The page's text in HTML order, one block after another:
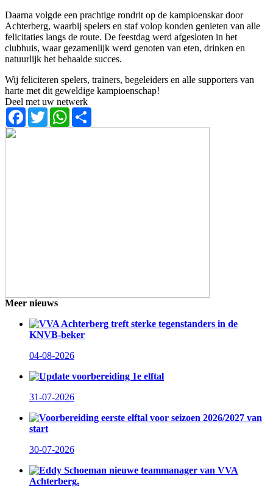
Daarna volgde een prachtige rondrit op de kampioenskar door
Achterberg, waarbij spelers en staf volop konden genieten van alle
felicitaties langs de route. De feestdag werd afgesloten in het
clubhuis, waar gezamenlijk werd genoten van eten, drinken en
natuurlijk het behaalde succes.
Wij feliciteren spelers, trainers, begeleiders en alle supporters van
harte met dit geweldige kampioenschap!
Deel met uw netwerk
Facebook
TwitterWhatsApp
Meer nieuws
VVA Achterberg treft sterke tegenstanders in de
KNVB-beker
04-08-2026
Update voorbereiding 1e elftal
31-07-2026
Voorbereiding eerste elftal voor seizoen 2026/2027 van
start
30-07-2026
Eddy Schoeman nieuwe teammanager van VVA
Achterberg.